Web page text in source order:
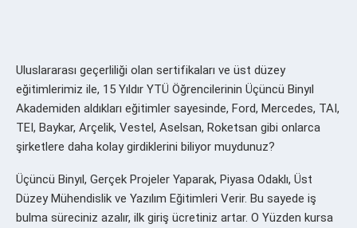
Uluslararası geçerliliği olan sertifikaları ve üst düzey
eğitimlerimiz ile, 15 Yıldır YTÜ Öğrencilerinin Üçüncü Binyıl
Akademiden aldıkları eğitimler sayesinde, Ford, Mercedes, TAI,
TEI, Baykar, Arçelik, Vestel, Aselsan, Roketsan gibi onlarca
şirketlere daha kolay girdiklerini biliyor muydunuz?
Üçüncü Binyıl, Gerçek Projeler Yaparak, Piyasa Odaklı, Üst
Düzey Mühendislik ve Yazılım Eğitimleri Verir. Bu sayede iş
bulma süreciniz azalır, ilk giriş ücretiniz artar. O Yüzden kursa